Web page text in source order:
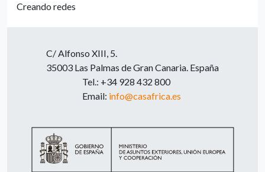
Creando redes
C/ Alfonso XIII, 5.
35003 Las Palmas de Gran Canaria. España
Tel.: +34 928 432 800
Email: info@casafrica.es